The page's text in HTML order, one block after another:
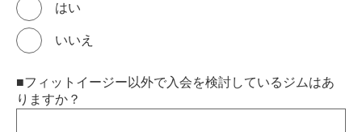
はい
いいえ
■フィットイージー以外で入会を検討しているジムはあ
りますか？